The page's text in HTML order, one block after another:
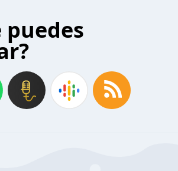
puedes